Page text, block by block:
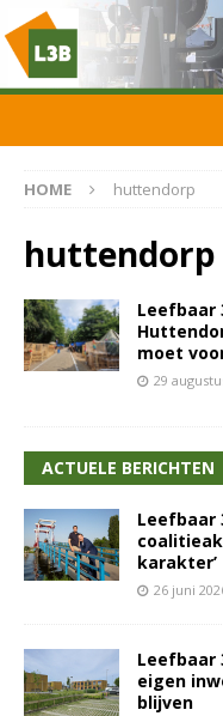
HOME huttendorp
huttendorp
Leefbaar
moet
29
ACTUELE BERICHTEN
Leefbaar
karakter’
26 juni
Leefbaar
eigen
blijven